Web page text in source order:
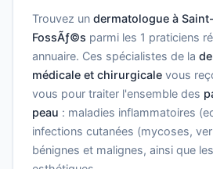
Trouvez un dermatologue à
FossÃƒ©s parmi les 1 praticiens
annuaire. Ces spécialistes de la
médicale et chirurgicale vous
vous pour traiter l'ensemble des
peau : maladies inflammatoires
infections cutanées (mycoses,
bénignes et malignes, ainsi que